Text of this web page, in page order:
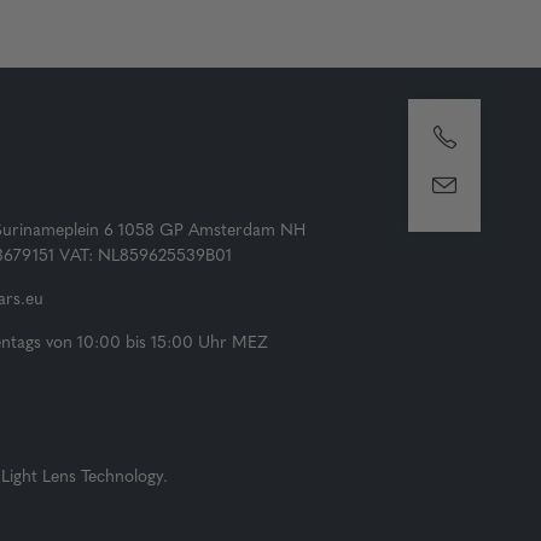
6 1058 GP Amsterdam NH
VAT: NL859625539B01
von 10:00 bis 15:00 Uhr MEZ
Lens Technology.